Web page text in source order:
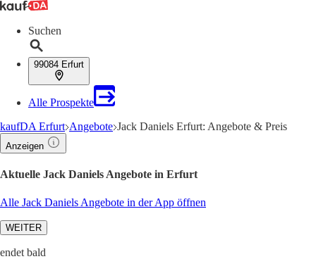
Suchen
99084 Erfurt
Alle Prospekte
kaufDA Erfurt Angebote Jack Daniels Erfurt: Angebote & Preis
Anzeigen
Aktuelle Jack Daniels Angebote in Erfurt
Alle Jack Daniels Angebote in der App öffnen
WEITER
endet bald